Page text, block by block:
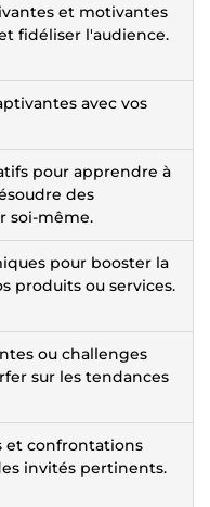
et motivantes
fidéliser l'audience.
avec vos
pour apprendre à
des
soi-même.
pour booster la
produits ou services.
ou challenges
sur les tendances
et confrontations
invités pertinents.